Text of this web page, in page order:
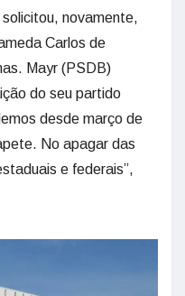
solicitou, novamente,
Carlos de
Mayr (PSDB)
do seu partido
desde março de
No apagar das
e federais”,